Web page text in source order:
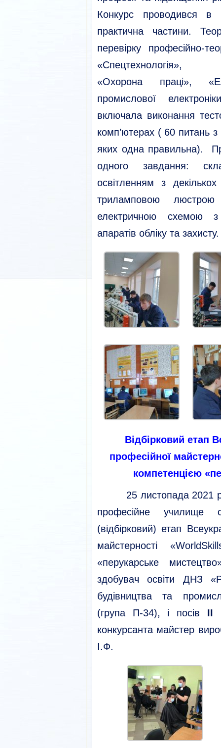
Конкурс проводився
практична частини.
перевірку професійно-
«Спецтехнологія»,
«Охорона праці»,
промислової
включала виконання
комп’ютерах ( 60 питань з
яких одна правильна).
одного завдання:
освітленням з
триламповою
електричною схемою з
апаратів обліку та захисту.
Відбірковий етап
професійної
компетенцією
25 листопада 2021
професійне
(відбірковий) етап
майстерності
«перукарське
здобувач освіти ДНЗ
будівництва та
(група П-34), і посів
конкурсанта майстер
І.Ф.